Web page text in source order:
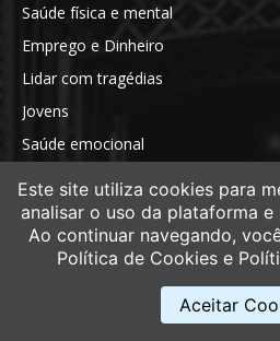
Saúde física e mental
Emprego e Dinheiro
Lidar com tragédias
Jovens
Saúde emocional
Este site utiliza cookies para
analisar o uso da plataforma
Ao continuar navegando,
Política de Cookies e
Aceitar